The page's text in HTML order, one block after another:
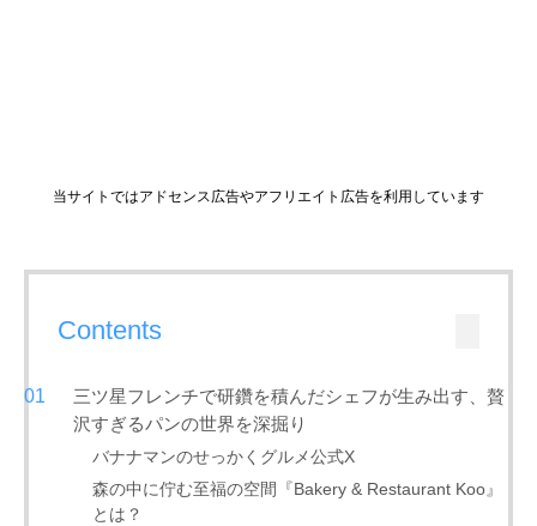
当サイトではアドセンス広告やアフリエイト広告を利用しています
Contents
三ツ星フレンチで研鑽を積んだシェフが生み出す、贅
沢すぎるパンの世界を深掘り
バナナマンのせっかくグルメ公式X
森の中に佇む至福の空間『Bakery & Restaurant Koo』
とは？